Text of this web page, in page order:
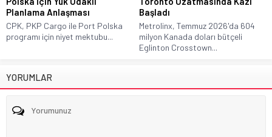
Planlama Anlaşması
CPK, PKP Cargo ile Port Polska
programı için niyet mektubu...
Başladı
Metrolinx, Temmuz 2026'da 604
milyon Kanada doları bütçeli
Eglinton Crosstown...
YORUMLAR